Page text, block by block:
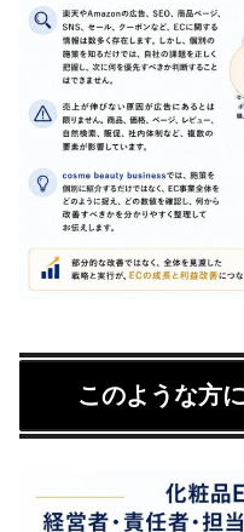
このような方